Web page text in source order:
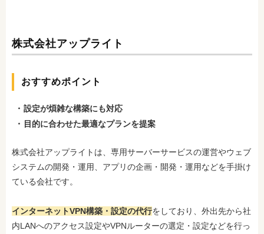
株式会社アップライト
おすすめポイント
設定が煩雑な構築にも対応
目的に合わせた最適なプランを提案
株式会社アップライトは、専用サーバーサービスの運営やウェブ
システムの開発・運用、アプリの企画・開発・運用などを手掛け
ている会社です。
インターネットVPN構築・設定の代行をしており、外出先から社
内LANへのアクセス設定やVPNルーターの選定・設定などを行っ